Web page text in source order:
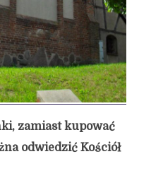
zamiast kupować
odwiedzić Kościół